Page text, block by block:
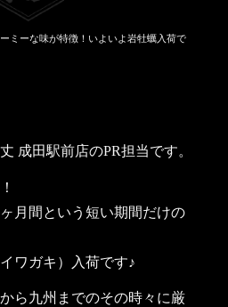
ミーな味が特徴！いよいよ岩牡蠣入荷で
成田駅前店のPR担当です。
月間という短い期間だけの
ワガキ）入荷です♪
ら九州までのその時々に厳